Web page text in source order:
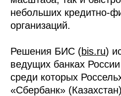
небольших кредитно-
организаций.
Решения БИС (bis.ru)
ведущих банках
среди которых
«Сбербанк»